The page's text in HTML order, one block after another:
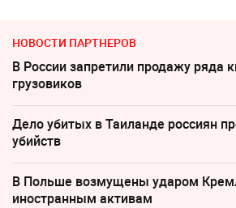
НОВОСТИ ПАРТНЕРОВ
В России запретили продажу ряда
грузовиков
Дело убитых в Таиланде россиян
убийств
В Польше возмущены ударом
иностранным активам